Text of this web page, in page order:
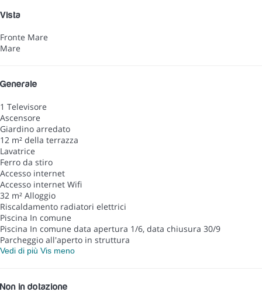
Vista
Fronte Mare
Mare
Generale
1 Televisore
Ascensore
Giardino arredato
12 m² della terrazza
Lavatrice
Ferro da stiro
Accesso internet
Accesso internet Wifi
32 m² Alloggio
Riscaldamento radiatori elettrici
Piscina In comune
Piscina In comune data apertura 1/6, data chiusura 30/9
Parcheggio all'aperto in struttura
Vedi di più Vis meno
Non in dotazione